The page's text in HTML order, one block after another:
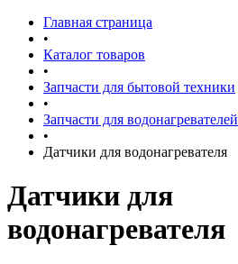
Главная страница
•
Каталог товаров
•
Запчасти для бытовой техники
•
Запчасти для водонагревателей
•
Датчики для водонагревателя
Датчики для
водонагревателя